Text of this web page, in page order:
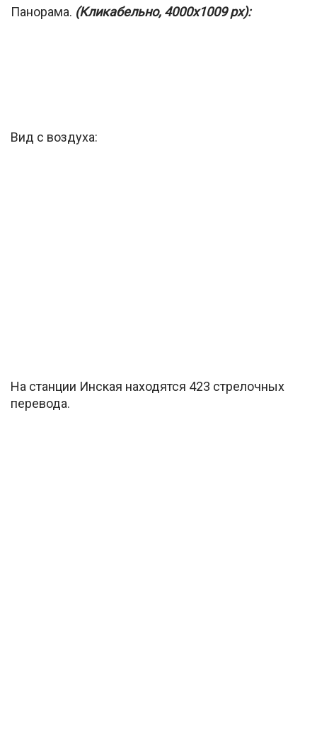
Панорама. (Кликабельно, 4000х1009 px):
Вид с воздуха:
На станции Инская находятся 423 стрелочных
перевода.